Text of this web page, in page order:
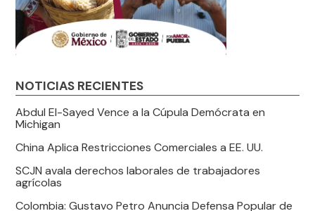
NOTICIAS RECIENTES
Abdul El-Sayed Vence a la Cúpula Demócrata en
Michigan
China Aplica Restricciones Comerciales a EE. UU.
SCJN avala derechos laborales de trabajadores
agrícolas
Colombia: Gustavo Petro Anuncia Defensa Popular de